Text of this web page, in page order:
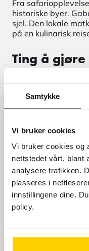
Samtykke
Vi bruker cookies
Vi bruker cookies og
nettstedet vårt, blant
analysere trafikken.
plasseres i
innstillingene dine.
policy.
Fra
historiske byer.
sjel. Den lokale
på en kulinarisk
Ting å gjøre
se Gabons rike
kystlinjer med
krystallklart vann.
tradisjoner. For
som fjellturer, safari
mest populære
Gabon er Libreville,
Hovedstaden i
fantastisk reise til
stunder. God tur!